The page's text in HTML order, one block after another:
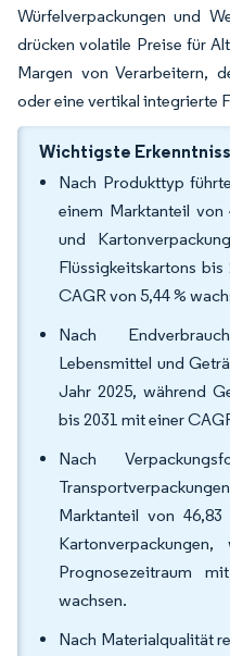
Würfelverpackungen und
drücken volatile Preise für
Margen von Verarbeitern,
oder eine vertikal integrierte
Wichtigste
Nach Produkttyp
einem Marktanteil
und
Flüssigkeitskartons
CAGR von 5,44 %
Nach
Lebensmittel und
Jahr 2025, während
bis 2031 mit einer
Nach
Marktanteil von
Prognosezeitraum
wachsen.
Nach Materialqualität